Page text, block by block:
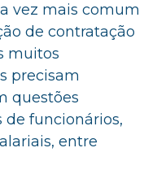
vez mais comum
de contratação
muitos
precisam
questões
de funcionários,
entre